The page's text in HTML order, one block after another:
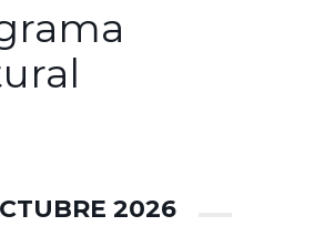
2026